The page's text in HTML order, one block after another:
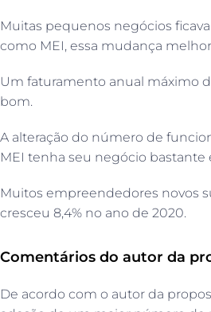
Muitas pequenos negócios
como MEI, essa mudança
Um faturamento anual máximo
bom.
A alteração do número de
MEI tenha seu negócio bastante
Muitos empreendedores novos
cresceu 8,4% no ano de 2020.
Comentários do autor da
De acordo com o autor da